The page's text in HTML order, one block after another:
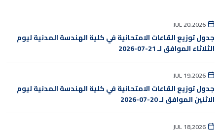
JUL 20,2026
جدول توزيع القاعات الامتحانية في كلية الهندسة المدنية ليوم
الثلاثاء الموافق لـ 21-07-2026
JUL 19,2026
جدول توزيع القاعات الامتحانية في كلية الهندسة المدنية ليوم
الاثنين الموافق لـ 20-07-2026
JUL 18,2026